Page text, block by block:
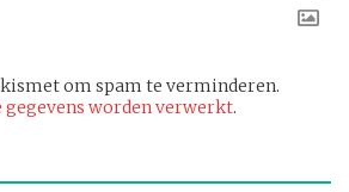
om spam te verminderen.
worden verwerkt.